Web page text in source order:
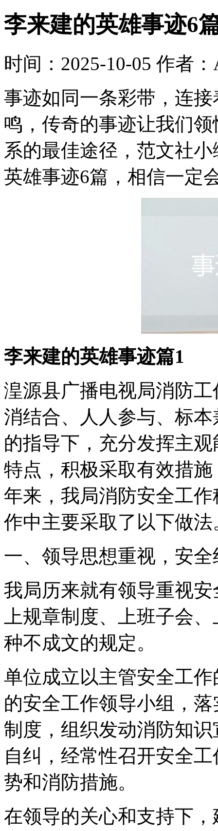
李来建的英雄事迹6
时间：2025-10-05 作者：
事迹如同一条彩带，连
鸣，传奇的事迹让我们
系的最佳途径，范文社
英雄事迹6篇，相信一定
李来建的英雄事迹篇1
湟源县广播电视局消防
消结合、人人参与、标
的指导下，充分发挥主
特点，积极采取有效措
年来，我局消防安全工
作中主要采取了以下做法
一、领导思想重视，安
我局历来就有领导重视
上规章制度、上班子会
种不成文的规定。
单位成立以主管安全工
的安全工作领导小组，
制度，组织发动消防知
自纠，经常性召开安全
势和消防措施。
在领导的关心和支持下